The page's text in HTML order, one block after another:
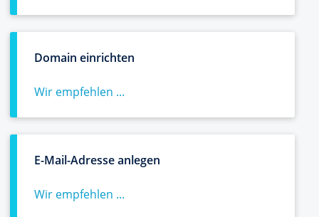
Domain einrichten
Wir empfehlen ...
E-Mail-Adresse anlegen
Wir empfehlen ...